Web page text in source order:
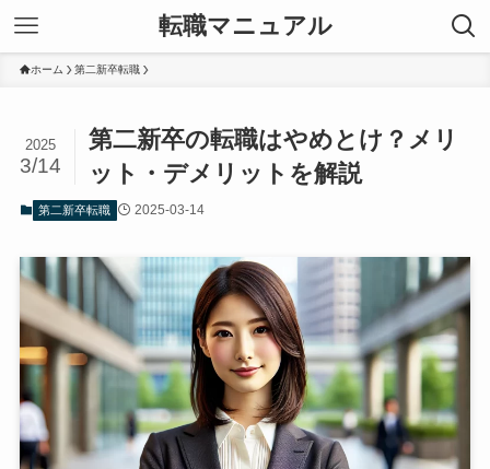
転職マニュアル
ホーム 第二新卒転職
第二新卒の転職はやめとけ？メリ
ット・デメリットを解説
2025
3/14
第二新卒転職 2025-03-14